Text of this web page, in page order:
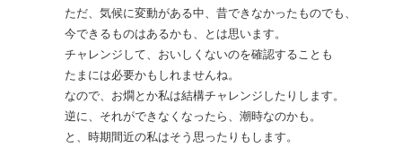
ただ、気候に変動がある中、昔できなかったものでも、
今できるものはあるかも、とは思います。
チャレンジして、おいしくないのを確認することも
たまには必要かもしれませんね。
なので、お燗とか私は結構チャレンジしたりします。
逆に、それができなくなったら、潮時なのかも。
と、時期間近の私はそう思ったりもします。